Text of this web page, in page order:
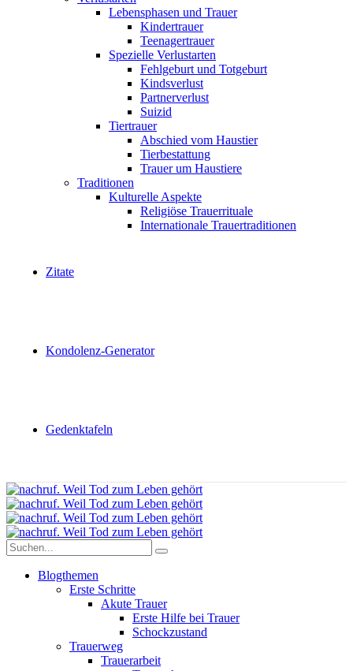
Lebensphasen und Trauer
Kindertrauer
Teenagertrauer
Spezielle Verlustarten
Fehlgeburt und Totgeburt
Kindsverlust
Partnerverlust
Suizid
Tiertrauer
Abschied vom Haustier
Tierbestattung
Trauer um Haustiere
Traditionen
Kulturelle Aspekte
Religiöse Trauerrituale
Internationale Trauertraditionen
Zitate
Kondolenz-Generator
Gedenktafeln
Blogthemen
Erste Schritte
Akute Trauer
Erste Hilfe bei Trauer
Schockzustand
Trauerweg
Trauerarbeit